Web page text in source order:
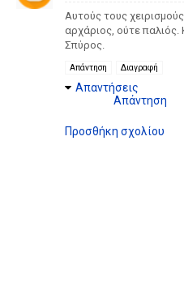
Αυτούς τους
αρχάριος, ούτε παλιός.
Σπύρος.
Απάντηση Διαγραφή
Απαντήσεις
Απάντηση
Προσθήκη σχολίου